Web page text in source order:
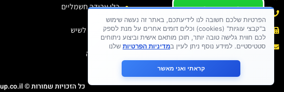
פקס : 03-6138810
אימייל :sason.cohen26@gmail.com
כלי עבודה חשמליים
כלי יהלום
חומרי ניקוי לשיש
דבקים
בגדי עבודה
יש לכם שאלה ?
יש לכם בעיה ?
כתבו לנו
כל הזכויות שמורות © hay-group.co.il בנית אתרים 2024
הפרטיות שלכם חשובה לנו לידיעתכם, באתר זה נעשה שימוש
ב"קבצי עוגיות" (cookies) וכלים דומים אחרים על מנת לספק
לכם חווית גלישה טובה יותר, תוכן מותאם אישית וביצוע ניתוחים
סטטיסטיים. למידע נוסף ניתן לעיין במדיניות הפרטיות שלנו
קראתי ואני מאשר